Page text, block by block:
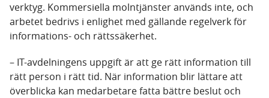
verktyg. Kommersiella molntjänster används inte, och
arbetet bedrivs i enlighet med gällande regelverk för
informations- och rättssäkerhet.
– IT-avdelningens uppgift är att ge rätt information till
rätt person i rätt tid. När information blir lättare att
överblicka kan medarbetare fatta bättre beslut och